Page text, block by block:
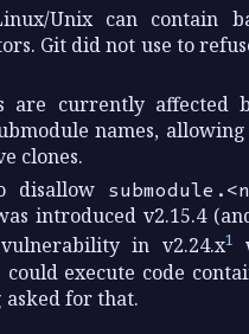
Unix can contain
Git did not use to
are currently
names,
clones.
disallow
introduced v2.15.4
in v2.24.x1
execute code
for that.